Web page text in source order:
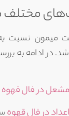
مختلف
میمون نسبت
در ادامه به
مشعل در فال قهوه
اعداد در فال قهوه